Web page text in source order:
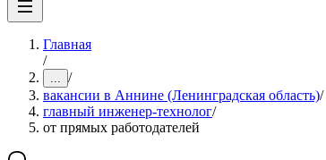
Главная
/
... /
вакансии в Аннине (Ленинградская область)/
главный инженер-технолог/
от прямых работодателей